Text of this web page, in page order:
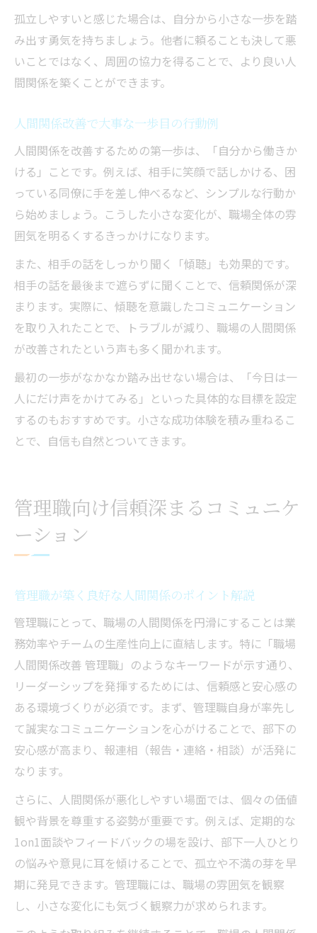
孤立しやすいと感じた場合は、自分から小さな一歩を踏
み出す勇気を持ちましょう。他者に頼ることも決して悪
いことではなく、周囲の協力を得ることで、より良い人
間関係を築くことができます。
人間関係改善で大事な一歩目の行動例
人間関係を改善するための第一歩は、「自分から働きか
ける」ことです。例えば、相手に笑顔で話しかける、困
っている同僚に手を差し伸べるなど、シンプルな行動か
ら始めましょう。こうした小さな変化が、職場全体の雰
囲気を明るくするきっかけになります。
また、相手の話をしっかり聞く「傾聴」も効果的です。
相手の話を最後まで遮らずに聞くことで、信頼関係が深
まります。実際に、傾聴を意識したコミュニケーション
を取り入れたことで、トラブルが減り、職場の人間関係
が改善されたという声も多く聞かれます。
最初の一歩がなかなか踏み出せない場合は、「今日は一
人にだけ声をかけてみる」といった具体的な目標を設定
するのもおすすめです。小さな成功体験を積み重ねるこ
とで、自信も自然とついてきます。
管理職向け信頼深まるコミュニケ
ーション
管理職が築く良好な人間関係のポイント解説
管理職にとって、職場の人間関係を円滑にすることは業
務効率やチームの生産性向上に直結します。特に「職場
人間関係改善 管理職」のようなキーワードが示す通り、
リーダーシップを発揮するためには、信頼感と安心感の
ある環境づくりが必須です。まず、管理職自身が率先し
て誠実なコミュニケーションを心がけることで、部下の
安心感が高まり、報連相（報告・連絡・相談）が活発に
なります。
さらに、人間関係が悪化しやすい場面では、個々の価値
観や背景を尊重する姿勢が重要です。例えば、定期的な
1on1面談やフィードバックの場を設け、部下一人ひとり
の悩みや意見に耳を傾けることで、孤立や不満の芽を早
期に発見できます。管理職には、職場の雰囲気を観察
し、小さな変化にも気づく観察力が求められます。